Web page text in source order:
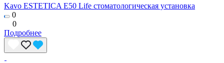
Kavo ESTETICA E50 Life стоматологическая установка
0
0
Подробнее